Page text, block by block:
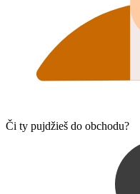
Či ty pujdžieš do obchodu?